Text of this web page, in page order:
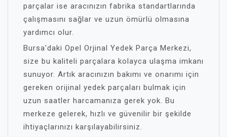
parçalar ise aracınızın fabrika standartlarında
çalışmasını sağlar ve uzun ömürlü olmasına
yardımcı olur.
Bursa'daki Opel Orjinal Yedek Parça Merkezi,
size bu kaliteli parçalara kolayca ulaşma imkanı
sunuyor. Artık aracınızın bakımı ve onarımı için
gereken orijinal yedek parçaları bulmak için
uzun saatler harcamanıza gerek yok. Bu
merkeze gelerek, hızlı ve güvenilir bir şekilde
ihtiyaçlarınızı karşılayabilirsiniz.